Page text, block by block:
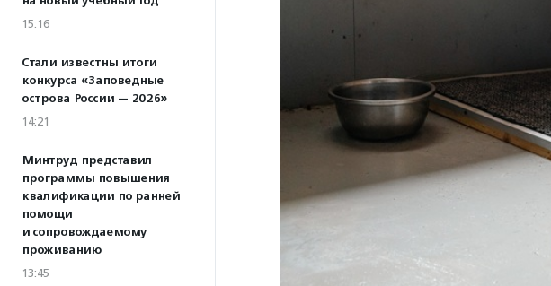
15:16
Стали известны итоги
конкурса «Заповедные
острова России — 2026»
14:21
Минтруд представил
программы повышения
квалификации по ранней
помощи
и сопровождаемому
проживанию
13:45